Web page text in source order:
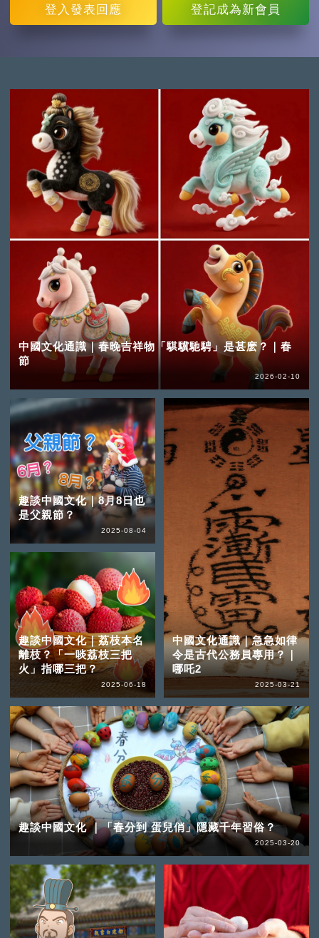
登入 發表回應 登記成為新會員
中國文化通識｜春晚吉祥物「騏驥馳騁」是甚麽？｜春
節
2026-02-10
趣談中國文化｜8月8日也
是父親節？
2025-08-04
趣談中國文化｜荔枝本名
離枝？「一啖荔枝三把
火」指哪三把？
2025-06-18
中國文化通識｜急急如律
令是古代公務員專用？｜
哪吒2
2025-03-21
趣談中國文化 ｜「春分到 蛋兒俏」隱藏千年習俗？
2025-03-20